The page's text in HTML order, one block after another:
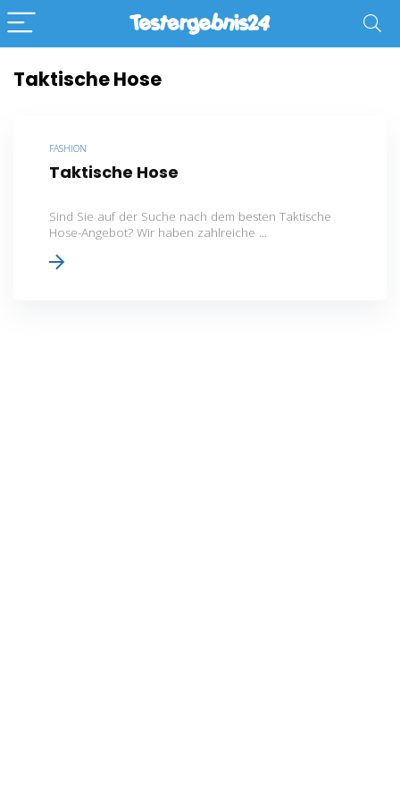
Taktische Hose
FASHION
Taktische Hose
Sind Sie auf der Suche nach dem besten Taktische
Hose-Angebot? Wir haben zahlreiche ...